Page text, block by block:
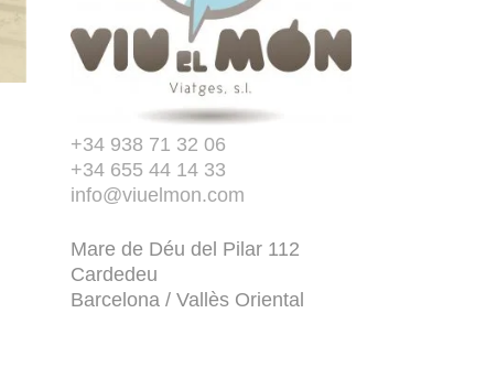
+34 938 71 32 06
+34 655 44 14 33
info@viuelmon.com
Mare de Déu del Pilar 112
Cardedeu
Barcelona / Vallès Oriental